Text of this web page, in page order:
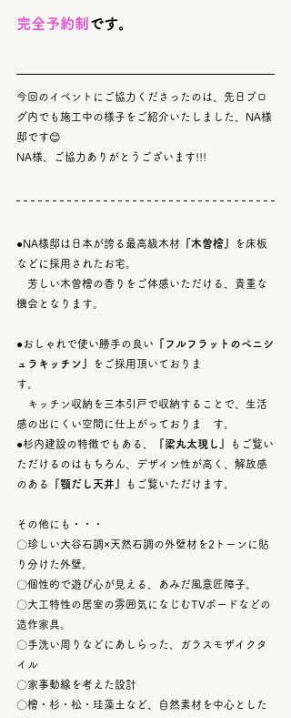
完全予約制 です。
今回のイベントにご協力くださったのは、先日ブロ
グ内でも施工中の様子をご紹介いたしました、NA様
邸です😊
NA様、ご協力ありがとうございます!!!
●NA様邸は日本が誇る最高級木材 『木曽檜』
を床板
などに採用されたお宅。
芳しい木曽檜の香りをご体感いただける、貴重な
機会となります。
●おしゃれで使い勝手の良い 『フルフラットのペニシ
ュラキッチン』
をご採用頂いておりま
す。
キッチン収納を三本引戸で収納することで、生活
感の出にくい空間に仕上がっておりま　す。
●杉内建設の特徴でもある、
『梁丸太現し』
もご覧い
ただけるのはもちろん、デザイン性が高く、解放感
のある
『顎だし天井』 もご覧いただけます。
その他にも・・・
〇珍しい大谷石調×天然石調の外壁材を2トーンに貼
り分けた外壁。
〇個性的で遊び心が見える、あみだ風意匠障子。
〇大工特性の居室の雰囲気になじむTVボードなどの
造作家具。
〇手洗い周りなどにあしらった、ガラスモザイクタ
イル
〇家事動線を考えた設計
〇檜・杉・松・珪藻土など、自然素材を中心とした